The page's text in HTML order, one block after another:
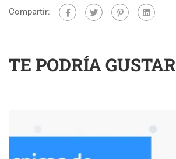
Compartir:
TE PODRÍA GUSTAR